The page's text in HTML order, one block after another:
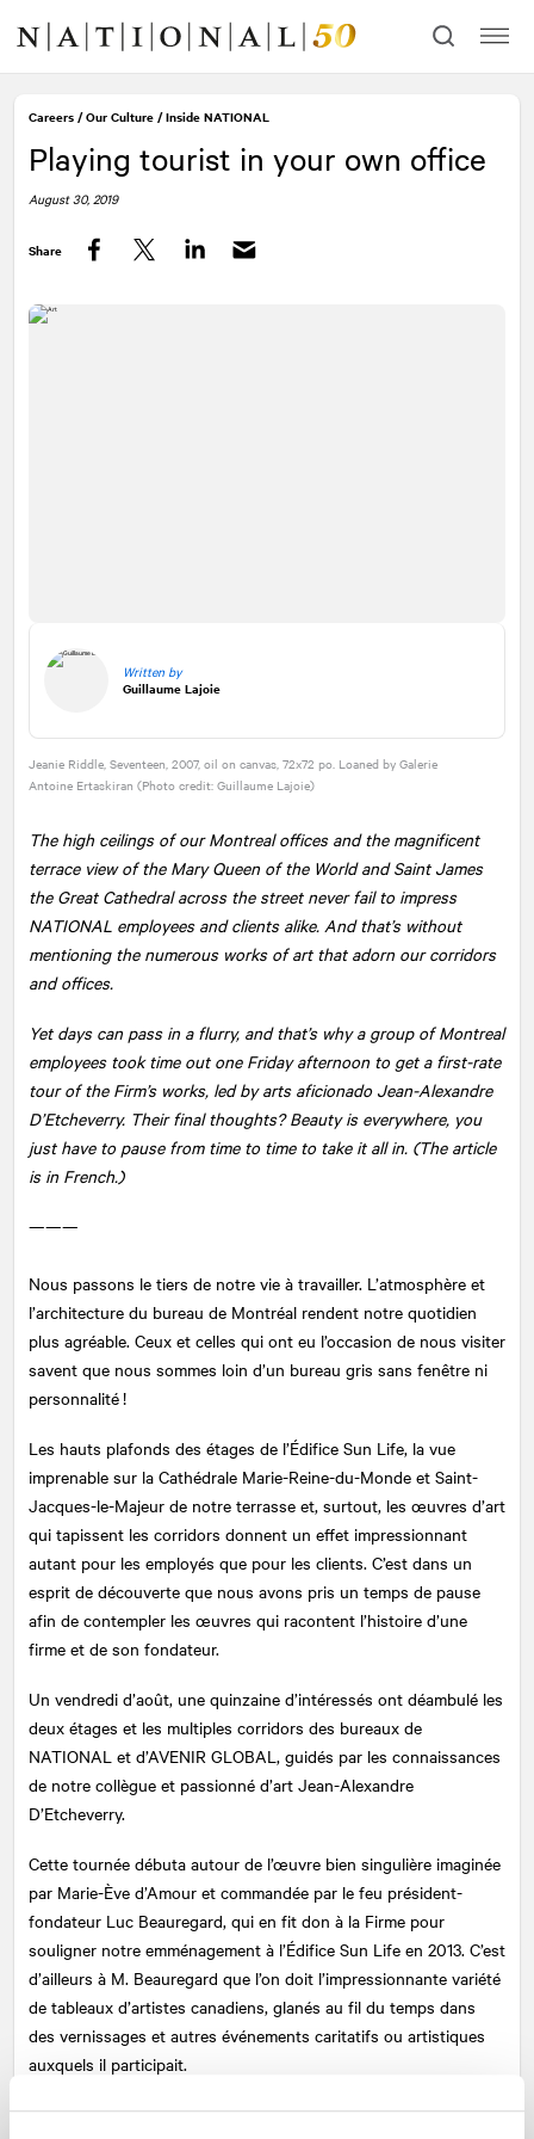
content
navigation
Careers /Our Culture /Inside NATIONAL
Playing tourist in your own office
August 30, 2019
Share
Written by
Guillaume Lajoie
Jeanie Riddle, Seventeen, 2007, oil on canvas, 72x72 po. Loaned by Galerie
Antoine Ertaskiran (Photo credit: Guillaume Lajoie)
The high ceilings of our Montreal offices and the magnificent
terrace view of the Mary Queen of the World and Saint James
the Great Cathedral across the street never fail to impress
NATIONAL employees and clients alike. And that’s without
mentioning the numerous works of art that adorn our corridors
and offices.
Yet days can pass in a flurry, and that’s why a group of Montreal
employees took time out one Friday afternoon to get a first-rate
tour of the Firm’s works, led by arts aficionado Jean-Alexandre
D’Etcheverry. Their final thoughts? Beauty is everywhere, you
just have to pause from time to time to take it all in. (The article
is in French.)
———
Nous passons le tiers de notre vie à travailler. L’atmosphère et
l’architecture du bureau de Montréal rendent notre quotidien
plus agréable. Ceux et celles qui ont eu l’occasion de nous visiter
savent que nous sommes loin d’un bureau gris sans fenêtre ni
personnalité !
Les hauts plafonds des étages de l’Édifice Sun Life, la vue
imprenable sur la Cathédrale Marie-Reine-du-Monde et Saint-
Jacques-le-Majeur de notre terrasse et, surtout, les œuvres d’art
qui tapissent les corridors donnent un effet impressionnant
autant pour les employés que pour les clients. C’est dans un
esprit de découverte que nous avons pris un temps de pause
afin de contempler les œuvres qui racontent l’histoire d’une
firme et de son fondateur.
Un vendredi d’août, une quinzaine d’intéressés ont déambulé les
deux étages et les multiples corridors des bureaux de
NATIONAL et d’AVENIR GLOBAL, guidés par les connaissances
de notre collègue et passionné d’art Jean-Alexandre
D’Etcheverry.
Cette tournée débuta autour de l’œuvre bien singulière imaginée
par Marie-Ève d’Amour et commandée par le feu président-
fondateur Luc Beauregard, qui en fit don à la Firme pour
souligner notre emménagement à l’Édifice Sun Life en 2013. C’est
d’ailleurs à M. Beauregard que l’on doit l’impressionnante variété
de tableaux d’artistes canadiens, glanés au fil du temps dans
des vernissages et autres événements caritatifs ou artistiques
auxquels il participait.
Nous pouvons qualifier notre collection d’éclectique et d’unique.